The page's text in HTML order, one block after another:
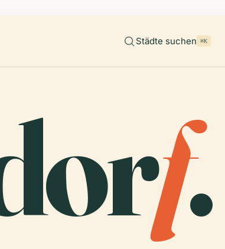
Städte suchen ⌘K
f.